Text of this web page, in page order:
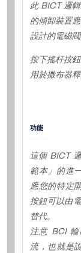
此 BICT 邏
的傾卸裝置
設計的電磁
按下搖杆按
用於撒布器釋
功能
這個 BICT
範本」的進
應您的特定
按鈕可以由
替代。
注意 BCI
流，也就是